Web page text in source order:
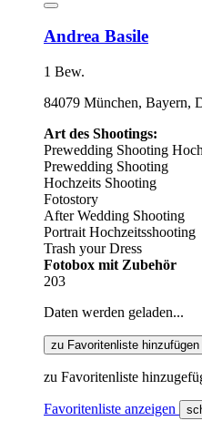
Andrea Basile
1 Bew.
84079 München, Bayern,
Art des Shootings:
Prewedding Shooting
Prewedding Shooting
Hochzeits Shooting
Fotostory
After Wedding Shooting
Portrait Hochzeitsshooting
Trash your Dress
Fotobox mit Zubehör
203
Daten werden geladen...
zu Favoritenliste hinzufügen
zu Favoritenliste
Favoritenliste anzeigen